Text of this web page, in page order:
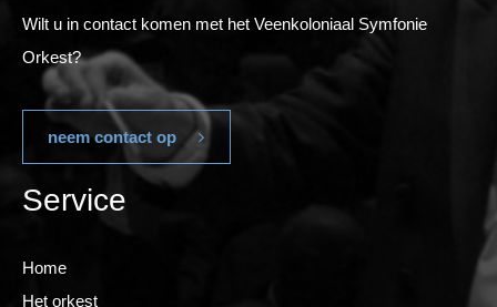
Wilt u in contact komen met het Veenkoloniaal Symfonie
Orkest?
neem contact op
Service
Home
Het orkest